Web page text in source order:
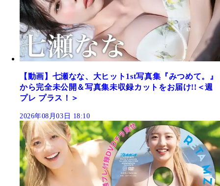
【動画】七瀬なな、大ヒット1st写真集『みつめて。』
から完全未公開＆写真集未収録カットをお届け!!＜週
プレ プラス！＞
2026年08月03日 18:10